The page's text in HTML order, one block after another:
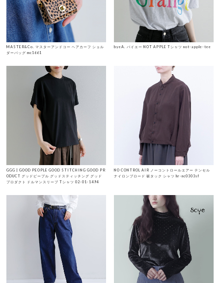
MASTER&Co. マスターアンドコー ヘアカーフ ショル
ダーバッグ mc1661
byeA. バイエー NOT APPLE Tシャツ not-apple-tee
GGG | GOOD PEOPLE GOOD STITCHING GOOD PR
ODUCT グッドピープル グッドスティッチング グッド
プロダクト ドルマンスリーブ Tシャツ 02-01-1494
NO CONTROL AIR ノーコントロールエアー テンセル
ナイロンブロード 裾タック シャツ hr-nc0303sf